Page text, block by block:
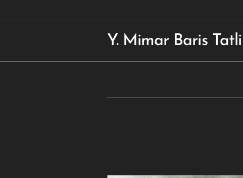
Y. Mimar Baris Tatli